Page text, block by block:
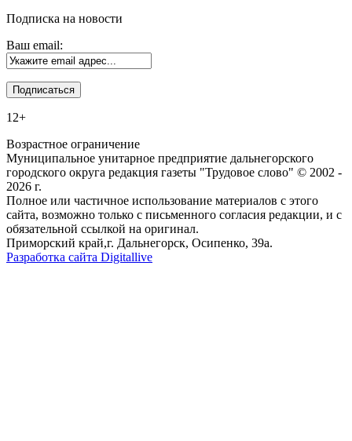
Подписка на новости
Ваш email:
12+
Возрастное ограничение
Муниципальное унитарное предприятие дальнегорского
городского округа редакция газеты "Трудовое слово" © 2002 -
2026 г.
Полное или частичное использование материалов с этого
сайта, возможно только с письменного согласия редакции, и с
обязательной ссылкой на оригинал.
Приморский край,г. Дальнегорск, Осипенко, 39а.
Разработка сайта Digitallive